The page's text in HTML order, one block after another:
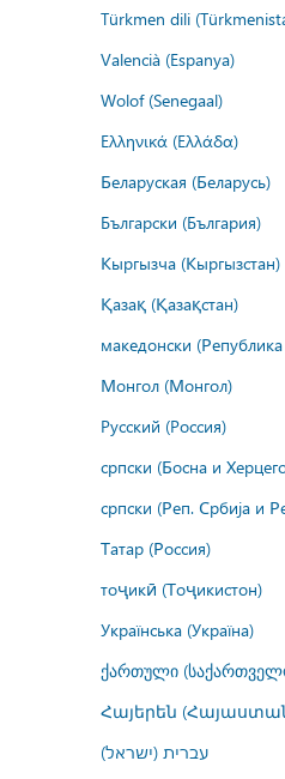
Türkmen dili
Valencià (Espanya)
Wolof (Senegaal)
Ελληνικά (Ελλάδα)
Беларуская (Беларусь)
Български (България)
Кыргызча (Кыргызстан)
Қазақ (Қазақстан)
македонски
Монгол (Монгол)
Русский (Россия)
српски (Босна и
српски (Реп. Србија и
Татар (Россия)
тоҷикӣ (Тоҷикистон)
Українська (Україна)
ქართული
Հայերեն
עברית (ישראל)